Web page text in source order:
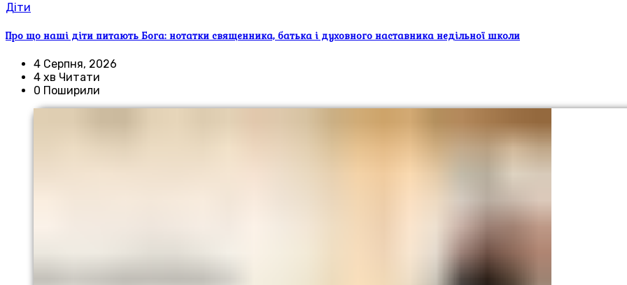
Діти
Про що наші діти питають Бога: нотатки священника, батька і духовного наставника недільної школи
4 Серпня, 2026
4 хв Читати
0 Поширили